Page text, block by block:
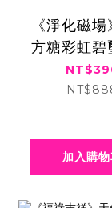
《淨化磁
方糖彩虹碧
編織五彩
加入購